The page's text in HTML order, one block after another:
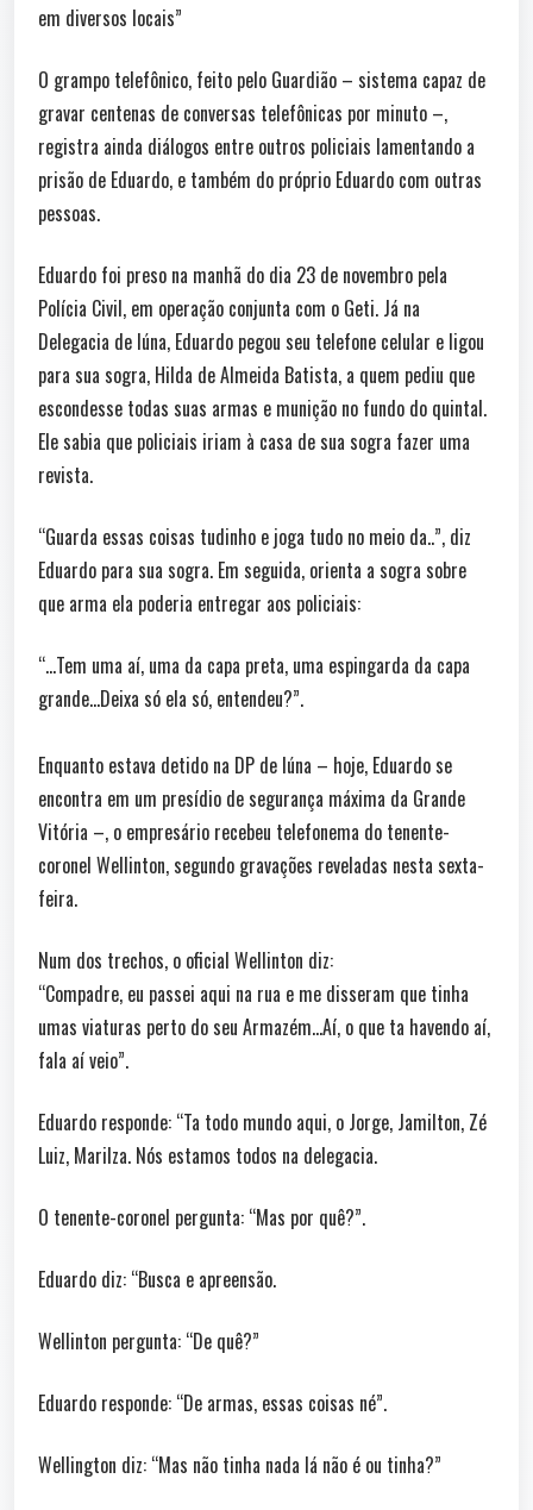
em diversos locais”
O grampo telefônico, feito pelo Guardião – sistema capaz de
gravar centenas de conversas telefônicas por minuto –,
registra ainda diálogos entre outros policiais lamentando a
prisão de Eduardo, e também do próprio Eduardo com outras
pessoas.
Eduardo foi preso na manhã do dia 23 de novembro pela
Polícia Civil, em operação conjunta com o Geti. Já na
Delegacia de Iúna, Eduardo pegou seu telefone celular e ligou
para sua sogra, Hilda de Almeida Batista, a quem pediu que
escondesse todas suas armas e munição no fundo do quintal.
Ele sabia que policiais iriam à casa de sua sogra fazer uma
revista.
“Guarda essas coisas tudinho e joga tudo no meio da..”, diz
Eduardo para sua sogra. Em seguida, orienta a sogra sobre
que arma ela poderia entregar aos policiais:
“…Tem uma aí, uma da capa preta, uma espingarda da capa
grande…Deixa só ela só, entendeu?”.
Enquanto estava detido na DP de Iúna – hoje, Eduardo se
encontra em um presídio de segurança máxima da Grande
Vitória –, o empresário recebeu telefonema do tenente-
coronel Wellinton, segundo gravações reveladas nesta sexta-
feira.
Num dos trechos, o oficial Wellinton diz:
“Compadre, eu passei aqui na rua e me disseram que tinha
umas viaturas perto do seu Armazém…Aí, o que ta havendo aí,
fala aí veio”.
Eduardo responde: “Ta todo mundo aqui, o Jorge, Jamilton, Zé
Luiz, Marilza. Nós estamos todos na delegacia.
O tenente-coronel pergunta: “Mas por quê?”.
Eduardo diz: “Busca e apreensão.
Wellinton pergunta: “De quê?”
Eduardo responde: “De armas, essas coisas né”.
Wellington diz: “Mas não tinha nada lá não é ou tinha?”